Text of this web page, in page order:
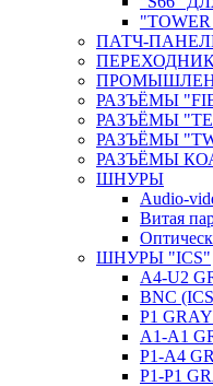
ПАТЧ-
РАЗЪЁМЫ
РАЗЪЁМЫ
РАЗЪЁМЫ
РАЗЪЁМЫ
ШНУРЫ
Audio-
Витая
ШНУРЫ "ICS"
A4-U2
BNC
P1
A1-A1
P1-A4
P1-P1